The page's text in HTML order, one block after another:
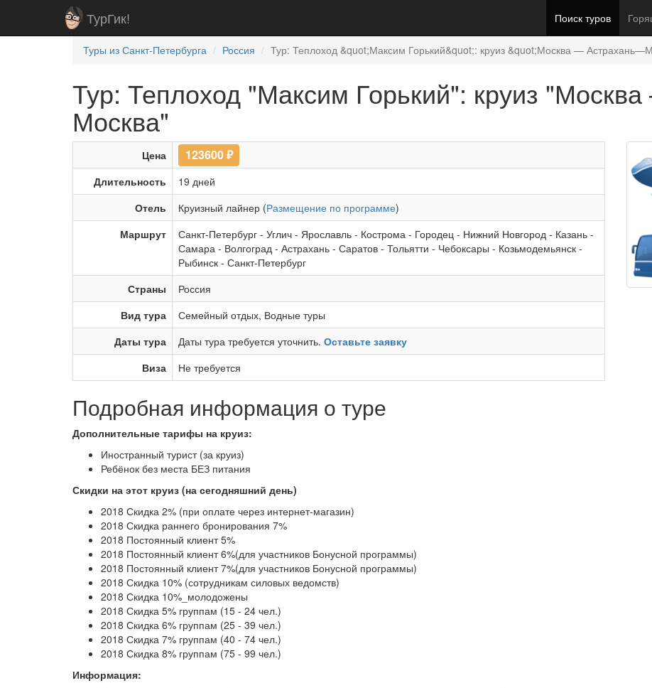
ТурГик! Поиск туров
Туры из Санкт-Петербурга Россия Тур: Теплоход &quot;Максим Горький&quot;: круиз &quot;Москва —
Тур: Теплоход "Максим Горький": круиз
Москва"
Цена 123600₽
Длительность
19 дней
Отель
Круизный лайнер (Размещение по программе)
Маршрут
Санкт-Петербург - Углич - Ярославль - Кострома - Городец - Нижний Новгород - Казань -
Самара - Волгоград - Астрахань - Саратов - Тольятти - Чебоксары - Козьмодемьянск -
Рыбинск - Санкт-Петербург
Страны
Россия
Вид тура
Семейный отдых, Водные туры
Даты тура
Даты тура требуется уточнить. Оставьте заявку
Виза
Не требуется
Подробная информация о туре
Дополнительные тарифы на круиз:
Иностранный турист (за круиз)
Ребёнок без места БЕЗ питания
Скидки на этот круиз (на сегодняшний день)
2018 Скидка 2% (при оплате через интернет-магазин)
2018 Скидка раннего бронирования 7%
2018 Постоянный клиент 5%
2018 Постоянный клиент 6%(для участников Бонусной программы)
2018 Постоянный клиент 7%(для участников Бонусной программы)
2018 Скидка 10% (сотрудникам силовых ведомств)
2018 Скидка 10%_молодожены
2018 Скидка 5% группам (15 - 24 чел.)
2018 Скидка 6% группам (25 - 39 чел.)
2018 Скидка 7% группам (40 - 74 чел.)
2018 Скидка 8% группам (75 - 99 чел.)
Информация: